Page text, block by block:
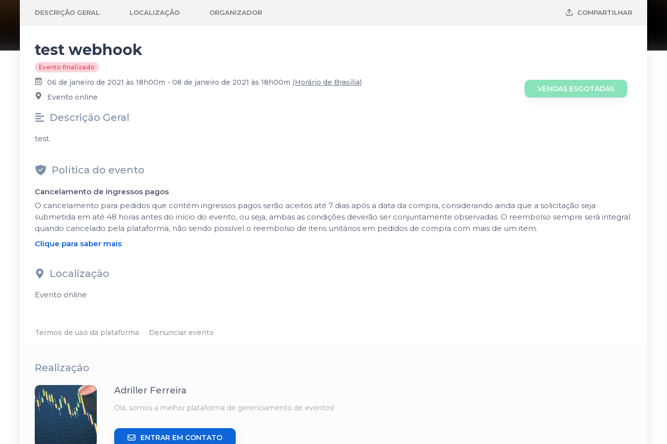
DESCRIÇÃO GERAL LOCALIZAÇÃO ORGANIZADOR COMPARTILHAR
test webhook
Evento finalizado
06 de janeiro de 2021 às 18h00m - 08 de janeiro de 2021 às 18h00m (Horário de Brasília)
Evento online
VENDAS ESGOTADAS
Descrição Geral
test
Política do evento
Cancelamento de ingressos pagos
O cancelamento para pedidos que contém ingressos pagos serão aceitos até 7 dias após a data da compra, considerando ainda que a solicitação seja
submetida em até 48 horas antes do início do evento, ou seja, ambas as condições deverão ser conjuntamente observadas. O reembolso sempre será integral
quando cancelado pela plataforma, não sendo possível o reembolso de itens unitários em pedidos de compra com mais de um item.
Clique para saber mais
Localização
Evento online
Termos de uso da plataforma Denunciar evento
Realização
Adriller Ferreira
Olá, somos a melhor plataforma de gerenciamento de eventos!
ENTRAR EM CONTATO